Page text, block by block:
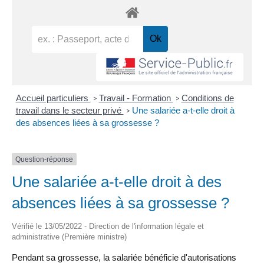
Accueil particuliers > Travail - Formation > Conditions de
travail dans le secteur privé > Une salariée a-t-elle droit à
des absences liées à sa grossesse ?
Question-réponse
Une salariée a-t-elle droit à des
absences liées à sa grossesse ?
Vérifié le 13/05/2022 - Direction de l'information légale et
administrative (Première ministre)
Pendant sa grossesse, la salariée bénéficie d'autorisations